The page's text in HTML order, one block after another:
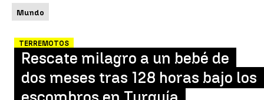
Mundo
TERREMOTOS
Rescate milagro a un bebé de
dos meses tras 128 horas bajo los